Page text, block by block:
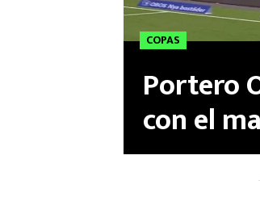
COPAS
Portero
con el
le